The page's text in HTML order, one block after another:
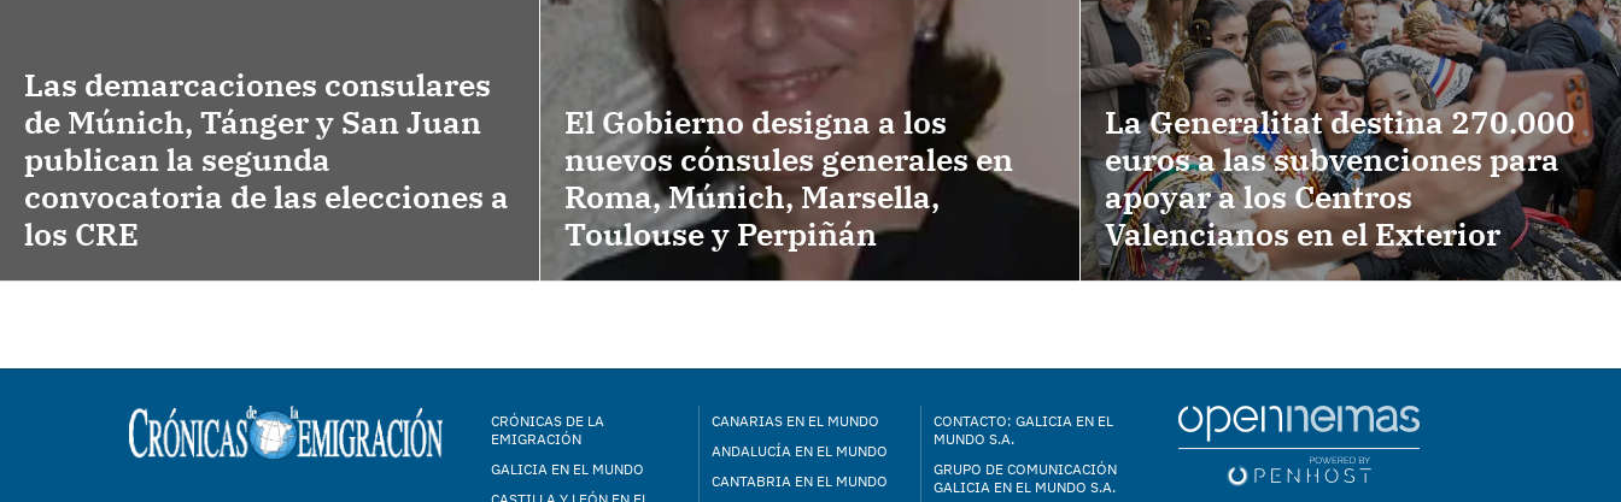
Las demarcaciones consulares
de Múnich, Tánger y San Juan
publican la segunda
convocatoria de las elecciones a
los CRE
El Gobierno designa a los
nuevos cónsules generales en
Roma, Múnich, Marsella,
Toulouse y Perpiñán
La Generalitat destina 270.000
euros a las subvenciones para
apoyar a los Centros
Valencianos en el Exterior
CRÓNICAS DE LA
EMIGRACIÓN
GALICIA EN EL MUNDO
CANARIAS EN EL MUNDO
ANDALUCÍA EN EL MUNDO
CANTABRIA EN EL MUNDO
CONTACTO: GALICIA EN EL
MUNDO S.A.
GRUPO DE COMUNICACIÓN
GALICIA EN EL MUNDO S.A.